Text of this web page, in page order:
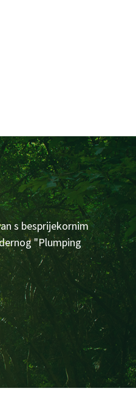
s besprijekornim
"Plumping